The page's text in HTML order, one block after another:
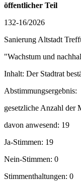
öffentlicher Teil
132-16/2026
Sanierung Altstadt
"Wachstum und
Inhalt: Der Stadtrat
Abstimmungsergebnis:
gesetzliche Anzahl der
davon anwesend: 19
Ja-Stimmen: 19
Nein-Stimmen: 0
Stimmenthaltungen: 0